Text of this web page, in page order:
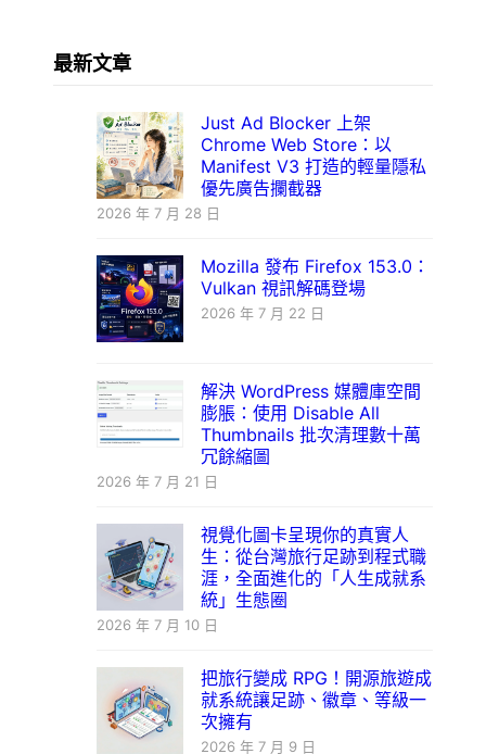
最新文章
Just Ad Blocker 上架
Chrome Web Store：以
Manifest V3 打造的輕量隱私
優先廣告攔截器
2026 年 7 月 28 日
Mozilla 發布 Firefox 153.0：
Vulkan 視訊解碼登場
2026 年 7 月 22 日
解決 WordPress 媒體庫空間
膨脹：使用 Disable All
Thumbnails 批次清理數十萬
冗餘縮圖
2026 年 7 月 21 日
視覺化圖卡呈現你的真實人
生：從台灣旅行足跡到程式職
涯，全面進化的「人生成就系
統」生態圈
2026 年 7 月 10 日
把旅行變成 RPG！開源旅遊成
就系統讓足跡、徽章、等級一
次擁有
2026 年 7 月 9 日